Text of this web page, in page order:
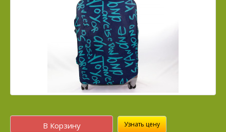
В Корзину Узнать цену